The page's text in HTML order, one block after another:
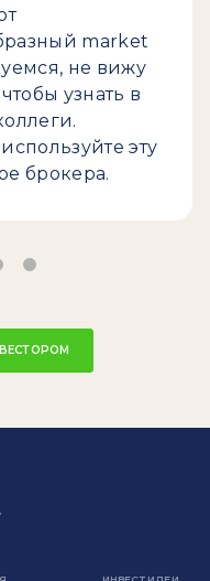
market
не вижу
узнать в
эту
брокера.